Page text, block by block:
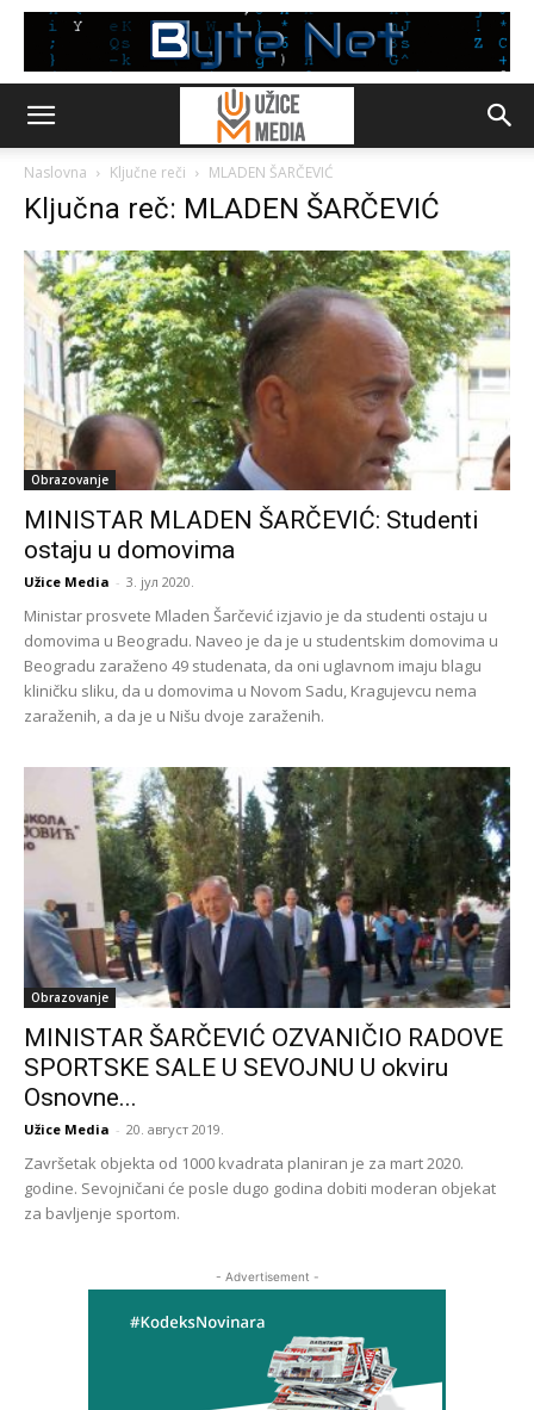
Naslovna Ključne reči MLADEN ŠARČEVIĆ
Ključna reč: MLADEN ŠARČEVIĆ
Obrazovanje
MINISTAR MLADEN ŠARČEVIĆ: Studenti
ostaju u domovima
Užice Media - 3. јул 2020.
Ministar prosvete Mladen Šarčević izjavio je da studenti ostaju u
domovima u Beogradu. Naveo je da je u studentskim domovima u
Beogradu zaraženo 49 studenata, da oni uglavnom imaju blagu
kliničku sliku, da u domovima u Novom Sadu, Kragujevcu nema
zaraženih, a da je u Nišu dvoje zaraženih.
Obrazovanje
MINISTAR ŠARČEVIĆ OZVANIČIO RADOVE
SPORTSKE SALE U SEVOJNU U okviru
Osnovne...
Užice Media - 20. август 2019.
Završetak objekta od 1000 kvadrata planiran je za mart 2020.
godine. Sevojničani će posle dugo godina dobiti moderan objekat
za bavljenje sportom.
- Advertisement -